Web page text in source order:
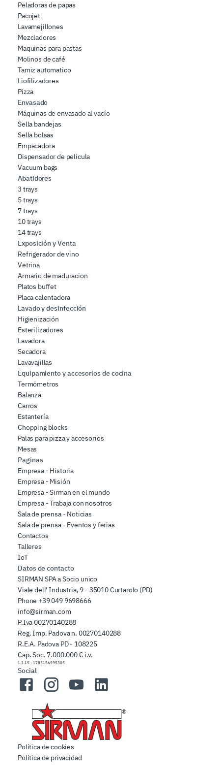
Peladoras de papas
Pacojet
Lavamejillones
Mezcladores
Maquinas para pastas
Molinos de café
Tamiz automatico
Liofilizadores
Pizza
Envasado
Máquinas de envasado al vacío
Sella bandejas
Sella bolsas
Empacadora
Dispensador de película
Vacuum bags
Abatidores
3 trays
5 trays
7 trays
10 trays
14 trays
Exposición y Venta
Refrigerador de vino
Vetrina
Armario de maduracion
Platos buffet
Placa calentadora
Lavado y desinfección
Higienización
Esterilizadores
Lavadora
Secadora
Lavavajillas
Equipamiento y accesorios de cocina
Termómetros
Balanza
Carros
Estantería
Chopping blocks
Palas para pizza y accesorios
Mesas
Paginas
Empresa - Historia
Empresa - Misión
Empresa - Sirman en el mundo
Empresa - Trabaja con nosotros
Sala de prensa - Noticias
Sala de prensa - Eventos y ferias
Contactos
Talleres
IoT
Datos de contacto
SIRMAN SPA a Socio unico
Viale dell' Industria, 9 - 35010 Curtarolo (PD)
Phone +39 049 9698666
info@sirman.com
P.Iva 00270140288
Reg. Imp. Padova n. 00270140288
R.E.A. Padova PD - 108225
Cap. Soc. 7.000.000 € i.v.
1.3.15 - 1785156595305
Social
FacebookInstagramYouTubeLinkedIn
Política de cookies
Política de privacidad